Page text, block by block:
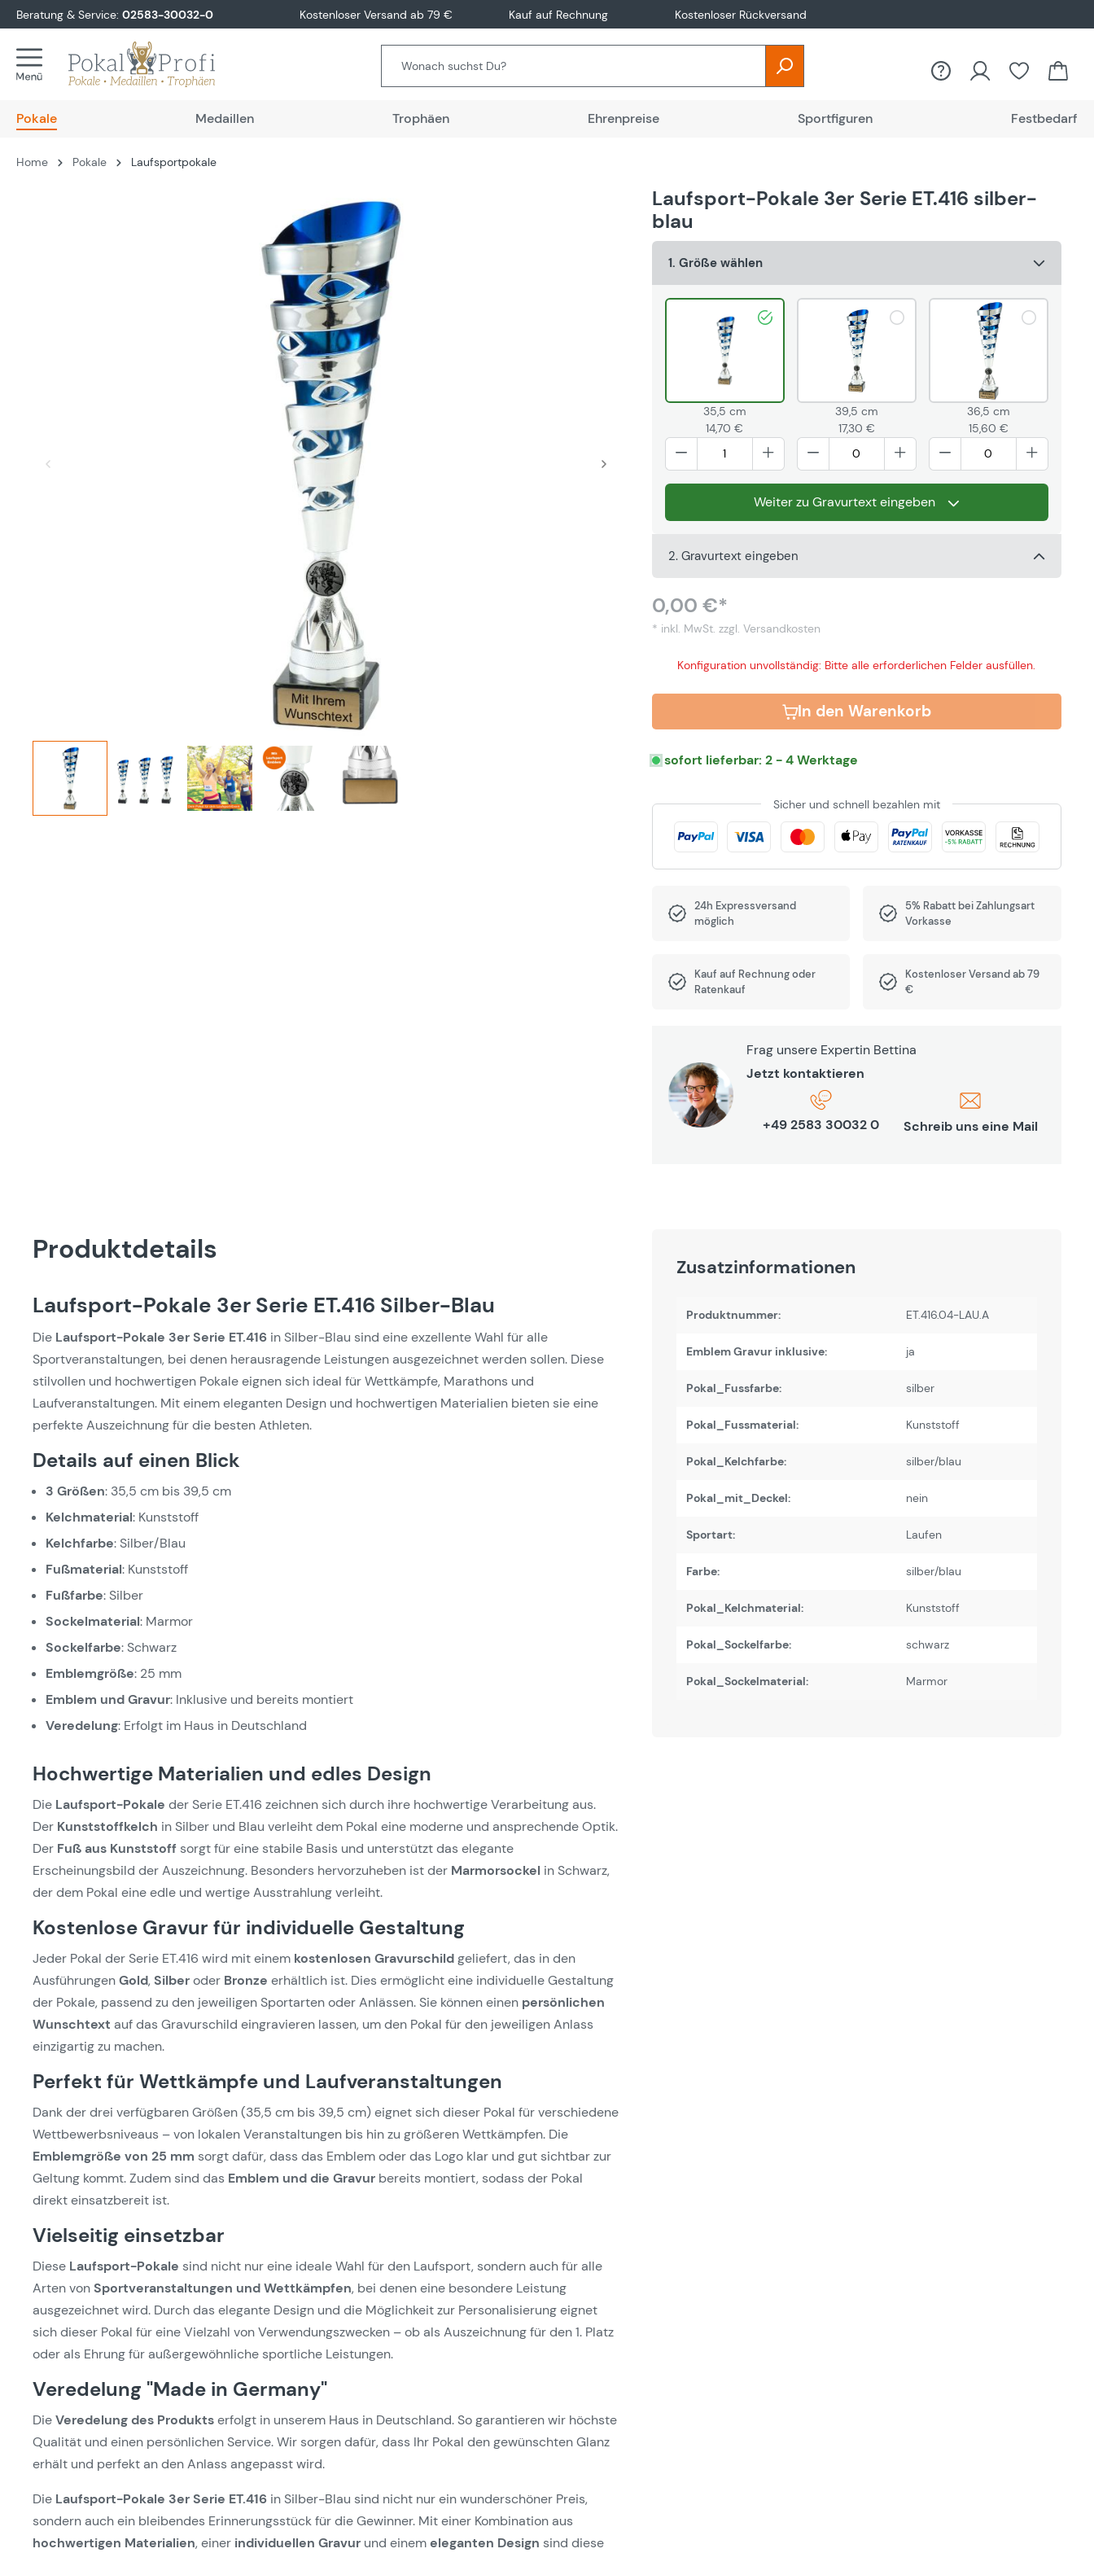
Zur Hauptnavigation springen
Beratung & Service: 02583-30032-0 Kostenloser Versand ab 79 € Kauf auf Rechnung Kostenloser Rückversand
Du hast 0
Pokale Medaillen Trophäen Ehrenpreise Sportfiguren Festbedarf
Home Pokale Laufsportpokale
Laufsport-Pokale 3er Serie ET.416 silber-
blau
1. Größe wählen
35,5 cm
14,70 €
39,5 cm
17,30 €
36,5 cm
15,60 €
Weiter zu Gravurtext eingeben
2. Gravurtext eingeben
0,00 €*
* inkl. MwSt. zzgl. Versandkosten
Konfiguration unvollständig: Bitte alle erforderlichen Felder ausfüllen.
In den Warenkorb
sofort lieferbar: 2 - 4 Werktage
Sicher und schnell bezahlen mit
24h Expressversand
möglich
5% Rabatt bei Zahlungsart
Vorkasse
Kauf auf Rechnung oder
Ratenkauf
Kostenloser Versand ab 79
€
Frag unsere Expertin Bettina
Jetzt kontaktieren
+49 2583 30032 0 Schreib uns eine Mail
Produktdetails
Laufsport-Pokale 3er Serie ET.416 Silber-Blau
Die Laufsport-Pokale 3er Serie ET.416 in Silber-Blau sind eine exzellente Wahl für alle
Sportveranstaltungen, bei denen herausragende Leistungen ausgezeichnet werden sollen. Diese
stilvollen und hochwertigen Pokale eignen sich ideal für Wettkämpfe, Marathons und
Laufveranstaltungen. Mit einem eleganten Design und hochwertigen Materialien bieten sie eine
perfekte Auszeichnung für die besten Athleten.
Details auf einen Blick
3 Größen: 35,5 cm bis 39,5 cm
Kelchmaterial: Kunststoff
Kelchfarbe: Silber/Blau
Fußmaterial: Kunststoff
Fußfarbe: Silber
Sockelmaterial: Marmor
Sockelfarbe: Schwarz
Emblemgröße: 25 mm
Emblem und Gravur: Inklusive und bereits montiert
Veredelung: Erfolgt im Haus in Deutschland
Hochwertige Materialien und edles Design
Die Laufsport-Pokale der Serie ET.416 zeichnen sich durch ihre hochwertige Verarbeitung aus.
Der Kunststoffkelch in Silber und Blau verleiht dem Pokal eine moderne und ansprechende Optik.
Der Fuß aus Kunststoff sorgt für eine stabile Basis und unterstützt das elegante
Erscheinungsbild der Auszeichnung. Besonders hervorzuheben ist der Marmorsockel in Schwarz,
der dem Pokal eine edle und wertige Ausstrahlung verleiht.
Kostenlose Gravur für individuelle Gestaltung
Jeder Pokal der Serie ET.416 wird mit einem kostenlosen Gravurschildgeliefert, das in den
AusführungenGold, Silberoder Bronze erhältlich ist. Dies ermöglicht eine individuelle Gestaltung
der Pokale, passend zu den jeweiligen Sportarten oder Anlässen. Sie können einen persönlichen
Wunschtext auf das Gravurschild eingravieren lassen, um den Pokal für den jeweiligen Anlass
einzigartig zu machen.
Perfekt für Wettkämpfe und Laufveranstaltungen
Dank der drei verfügbaren Größen (35,5 cm bis 39,5 cm) eignet sich dieser Pokal für verschiedene
Wettbewerbsniveaus – von lokalen Veranstaltungen bis hin zu größeren Wettkämpfen. Die
Emblemgröße von 25 mm sorgt dafür, dass das Emblem oder das Logo klar und gut sichtbar zur
Geltung kommt. Zudem sind das Emblem und die Gravur bereits montiert, sodass der Pokal
direkt einsatzbereit ist.
Vielseitig einsetzbar
Diese Laufsport-Pokale sind nicht nur eine ideale Wahl für den Laufsport, sondern auch für alle
Arten von Sportveranstaltungen und Wettkämpfen, bei denen eine besondere Leistung
ausgezeichnet wird. Durch das elegante Design und die Möglichkeit zur Personalisierung eignet
sich dieser Pokal für eine Vielzahl von Verwendungszwecken – ob als Auszeichnung für den 1. Platz
oder als Ehrung für außergewöhnliche sportliche Leistungen.
Veredelung "Made in Germany"
DieVeredelung des Produktserfolgt in unserem Haus in Deutschland. So garantieren wir höchste
Qualität und einen persönlichen Service. Wir sorgen dafür, dass Ihr Pokal den gewünschten Glanz
erhält und perfekt an den Anlass angepasst wird.
Die Laufsport-Pokale 3er Serie ET.416 in Silber-Blau sind nicht nur ein wunderschöner Preis,
sondern auch ein bleibendes Erinnerungsstück für die Gewinner. Mit einer Kombination aus
hochwertigen Materialien, einer individuellen Gravur und einemeleganten Design sind diese
Zusatzinformationen
Produktnummer: ET.416.04-LAU.A
Emblem Gravur inklusive: ja
Pokal_Fussfarbe: silber
Pokal_Fussmaterial: Kunststoff
Pokal_Kelchfarbe: silber/blau
Pokal_mit_Deckel: nein
Sportart: Laufen
Farbe: silber/blau
Pokal_Kelchmaterial: Kunststoff
Pokal_Sockelfarbe: schwarz
Pokal_Sockelmaterial: Marmor